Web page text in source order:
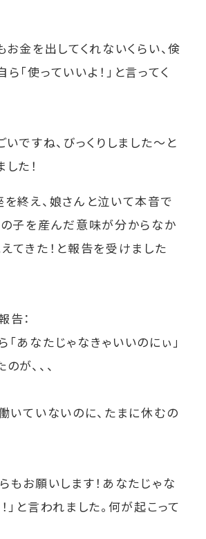
金を出してくれないくらい、倹
「使っていいよ！」と言ってく
いですね、びっくりしました～と
た！
終え、娘さんと泣いて本音で
の子を産んだ意味が分からなか
てきた！と報告を受けました
告：
あなたじゃなきゃいいのにぃ」
が、、、
いていないのに、たまに休むの
もお願いします！あなたじゃな
」と言われました。何が起こって